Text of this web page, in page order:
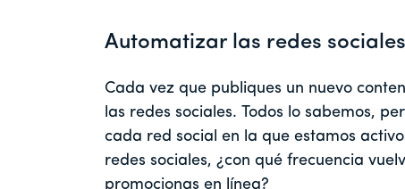
Automatizar las redes
Cada vez que publiques un nuevo
las redes sociales. Todos lo sabemos,
cada red social en la que estamos
redes sociales, ¿con qué frecuencia
promocionas en línea?